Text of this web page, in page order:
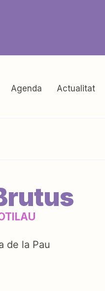
Agenda Actualitat
de la Pau